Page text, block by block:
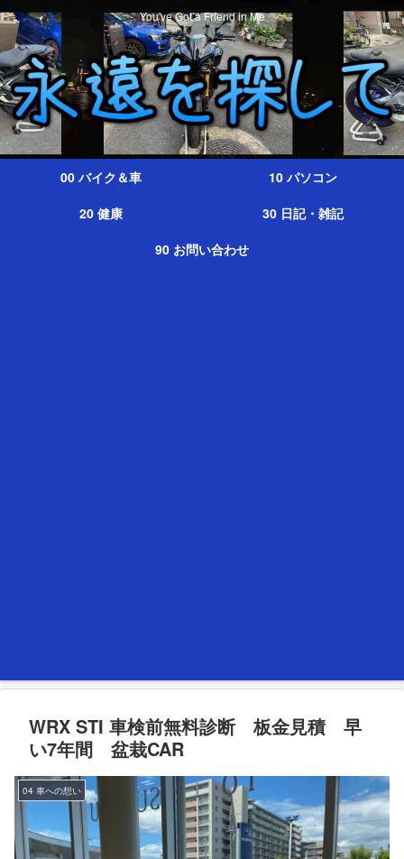
You've Got a Friend in Me
00 バイク＆車
10 パソコン
20 健康
30 日記・雑記
90 お問い合わせ
WRX STI 車検前無料診断 板金見積 早
い7年間 盆栽CAR
04 車への想い